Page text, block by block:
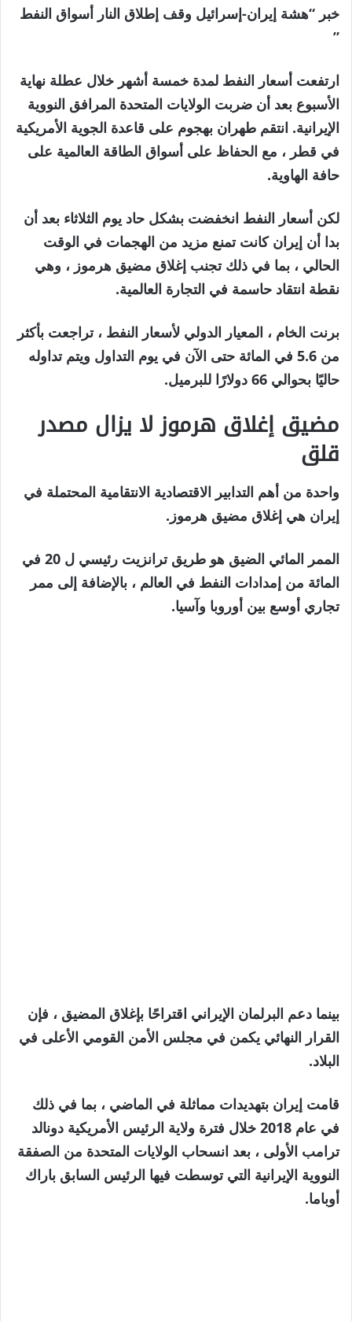
خبر “هشة إيران-إسرائيل وقف إطلاق النار أسواق النفط
”
ارتفعت أسعار النفط لمدة خمسة أشهر خلال عطلة نهاية
الأسبوع بعد أن ضربت الولايات المتحدة المرافق النووية
الإيرانية. انتقم طهران بهجوم على قاعدة الجوية الأمريكية
في قطر ، مع الحفاظ على أسواق الطاقة العالمية على
حافة الهاوية.
لكن أسعار النفط انخفضت بشكل حاد يوم الثلاثاء بعد أن
بدا أن إيران كانت تمنع مزيد من الهجمات في الوقت
الحالي ، بما في ذلك تجنب إغلاق مضيق هرموز ، وهي
نقطة انتقاد حاسمة في التجارة العالمية.
برنت الخام ، المعيار الدولي لأسعار النفط ، تراجعت بأكثر
من 5.6 في المائة حتى الآن في يوم التداول ويتم تداوله
حاليًا بحوالي 66 دولارًا للبرميل.
مضيق إغلاق هرموز لا يزال مصدر
قلق
واحدة من أهم التدابير الاقتصادية الانتقامية المحتملة في
إيران هي إغلاق مضيق هرموز.
الممر المائي الضيق هو طريق ترانزيت رئيسي ل 20 في
المائة من إمدادات النفط في العالم ، بالإضافة إلى ممر
تجاري أوسع بين أوروبا وآسيا.
بينما دعم البرلمان الإيراني اقتراحًا بإغلاق المضيق ، فإن
القرار النهائي يكمن في مجلس الأمن القومي الأعلى في
البلاد.
قامت إيران بتهديدات مماثلة في الماضي ، بما في ذلك
في عام 2018 خلال فترة ولاية الرئيس الأمريكية دونالد
ترامب الأولى ، بعد انسحاب الولايات المتحدة من الصفقة
النووية الإيرانية التي توسطت فيها الرئيس السابق باراك
أوباما.